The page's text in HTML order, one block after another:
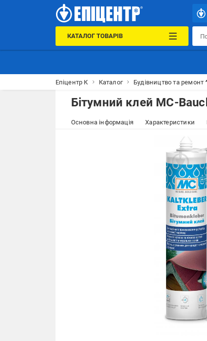
КАТАЛОГ ТОВАРІВ
Епіцентр К Каталог Будівництво та ремонт
Бітумний клей MC-
Основна інформація Характеристики